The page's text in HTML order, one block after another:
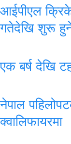
आईपीएल
गतेदेखि शुरू
एक बर्ष देखि
नेपाल
क्वालिफायरमा